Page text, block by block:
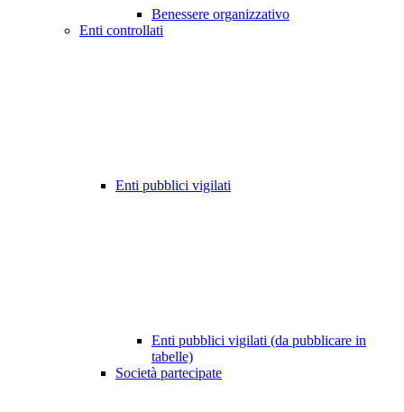
Benessere organizzativo
Enti controllati
Enti pubblici vigilati
Enti pubblici vigilati (da pubblicare in
tabelle)
Società partecipate